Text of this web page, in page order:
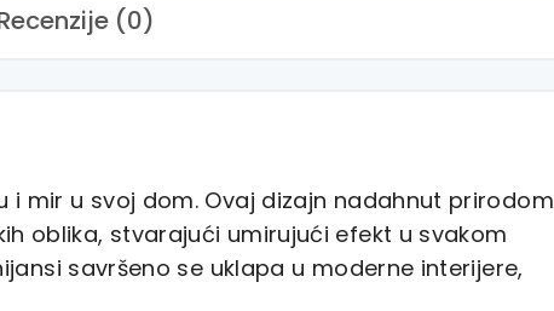
(0)
i mir u svoj dom. Ovaj dizajn nadahnut prirodom
oblika, stvarajući umirujući efekt u svakom
savršeno se uklapa u moderne interijere,